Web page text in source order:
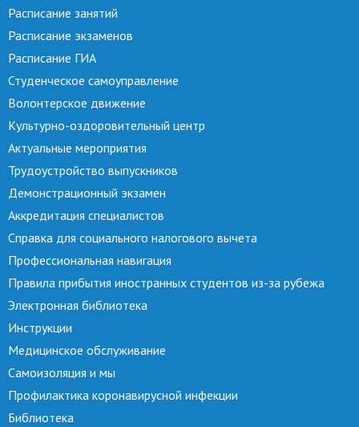
Расписание занятий
Расписание экзаменов
Расписание ГИА
Студенческое самоуправление
Волонтерское движение
Культурно-оздоровительный центр
Актуальные мероприятия
Трудоустройство выпускников
Демонстрационный экзамен
Аккредитация специалистов
Справка для социального налогового вычета
Профессиональная навигация
Правила прибытия иностранных студентов из-за рубежа
Электронная библиотека
Инструкции
Медицинское обслуживание
Самоизоляция и мы
Профилактика коронавирусной инфекции
Библиотека